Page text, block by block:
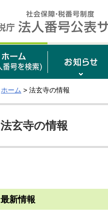
ホーム > 法玄寺の情報
法玄寺の情報
最新情報